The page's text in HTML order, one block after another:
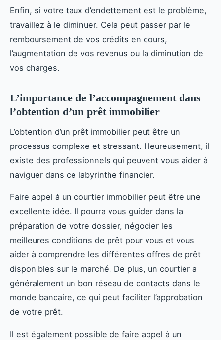
Enfin, si votre taux d’endettement est le problème,
travaillez à le diminuer. Cela peut passer par le
remboursement de vos crédits en cours,
l’augmentation de vos revenus ou la diminution de
vos charges.
L’importance de l’accompagnement dans
l’obtention d’un prêt immobilier
L’obtention d’un prêt immobilier peut être un
processus complexe et stressant. Heureusement, il
existe des professionnels qui peuvent vous aider à
naviguer dans ce labyrinthe financier.
Faire appel à un courtier immobilier peut être une
excellente idée. Il pourra vous guider dans la
préparation de votre dossier, négocier les
meilleures conditions de prêt pour vous et vous
aider à comprendre les différentes offres de prêt
disponibles sur le marché. De plus, un courtier a
généralement un bon réseau de contacts dans le
monde bancaire, ce qui peut faciliter l’approbation
de votre prêt.
Il est également possible de faire appel à un